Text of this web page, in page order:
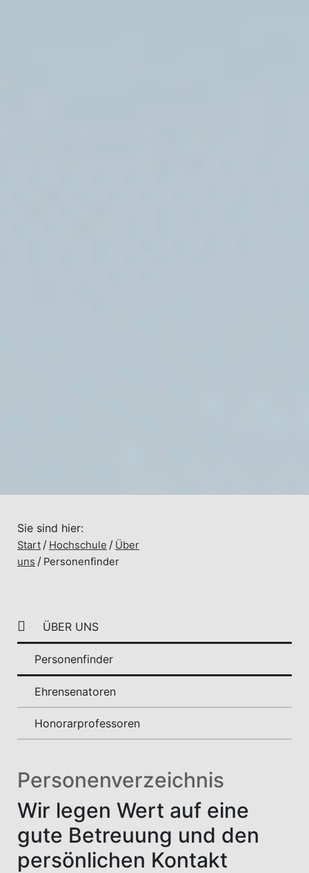
Sie sind hier:
Start Hochschule
Über
uns
Personenfinder
Personenverzeichnis
Wir legen Wert auf eine
gute Betreuung und den
persönlichen Kontakt
ÜBER UNS
Personenfinder
Ehrensenatoren
Honorarprofessoren